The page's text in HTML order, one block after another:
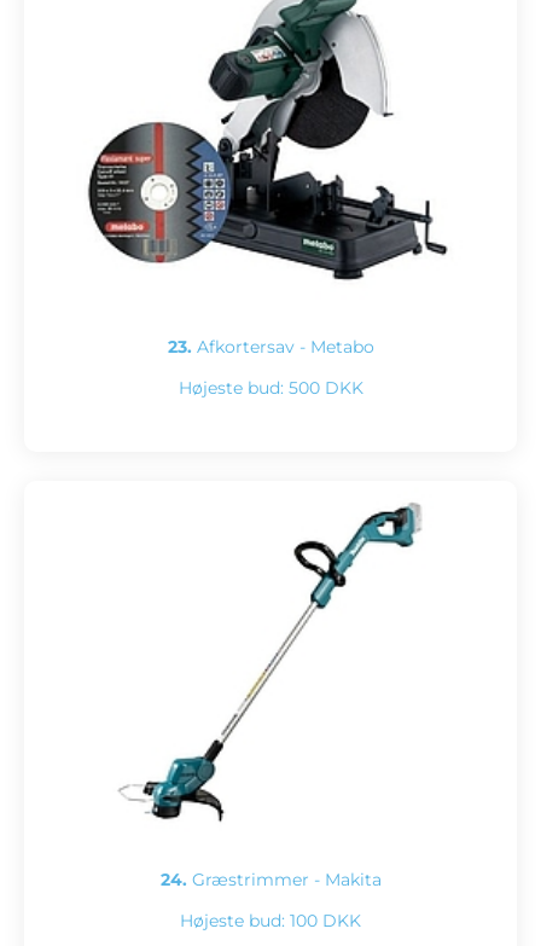
23. Afkortersav - Metabo
Højeste bud: 500 DKK
24. Græstrimmer - Makita
Højeste bud: 100 DKK